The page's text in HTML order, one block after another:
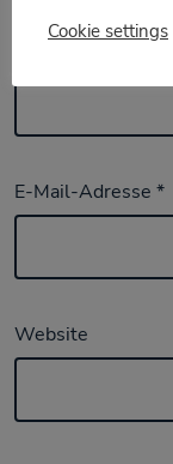
E-Mail-Adresse*
Website
Cookie settings